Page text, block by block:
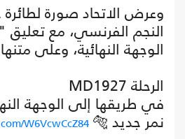
وعرض الاتحاد صورة
النجم الفرنسي، مع
الوجهة النهائية، وعلى
الرحلة MD1927
في طريقها إلى الوجهة
نمر جديد 🐅 W6VcwCcZ84